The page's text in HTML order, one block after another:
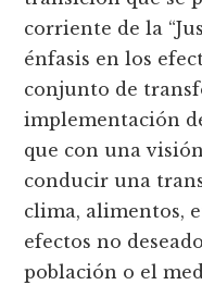
corriente de la
énfasis en los
conjunto de
implementación
que con una
conducir una
clima, alimentos,
efectos no
población o el